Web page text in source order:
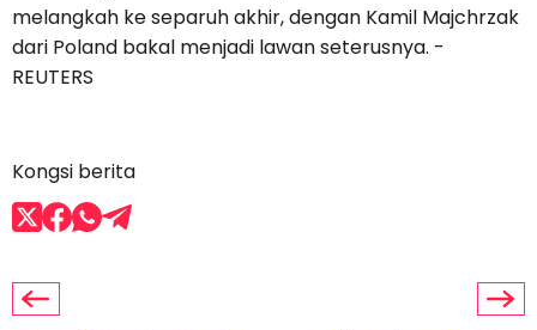
melangkah ke separuh akhir, dengan Kamil Majchrzak
dari Poland bakal menjadi lawan seterusnya. -
REUTERS
Kongsi berita